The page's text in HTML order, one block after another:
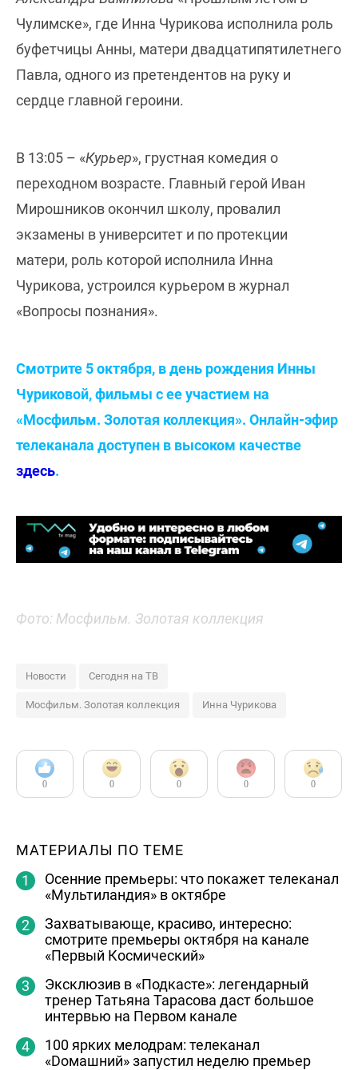
Чулимске», где Инна Чурикова исполнила роль
буфетчицы Анны, матери двадцатипятилетнего
Павла, одного из претендентов на руку и
сердце главной героини.
В 13:05 – «Курьер», грустная комедия о
переходном возрасте. Главный герой Иван
Мирошников окончил школу, провалил
экзамены в университет и по протекции
матери, роль которой исполнила Инна
Чурикова, устроился курьером в журнал
«Вопросы познания».
Смотрите 5 октября, в день рождения Инны
Чуриковой, фильмы с ее участием на
«Мосфильм. Золотая коллекция». Онлайн-эфир
телеканала доступен в высоком качестве
здесь.
Фото: Мосфильм. Золотая коллекция
Новости Сегодня на ТВ
Мосфильм. Золотая коллекция Инна Чурикова
0 0 0 0 0
МАТЕРИАЛЫ ПО ТЕМЕ
Осенние премьеры: что покажет телеканал
«Мультиландия» в октябре
Захватывающе, красиво, интересно:
смотрите премьеры октября на канале
«Первый Космический»
Эксклюзив в «Подкасте»: легендарный
тренер Татьяна Тарасова даст большое
интервью на Первом канале
100 ярких мелодрам: телеканал
«Dомашний» запустил неделю премьер